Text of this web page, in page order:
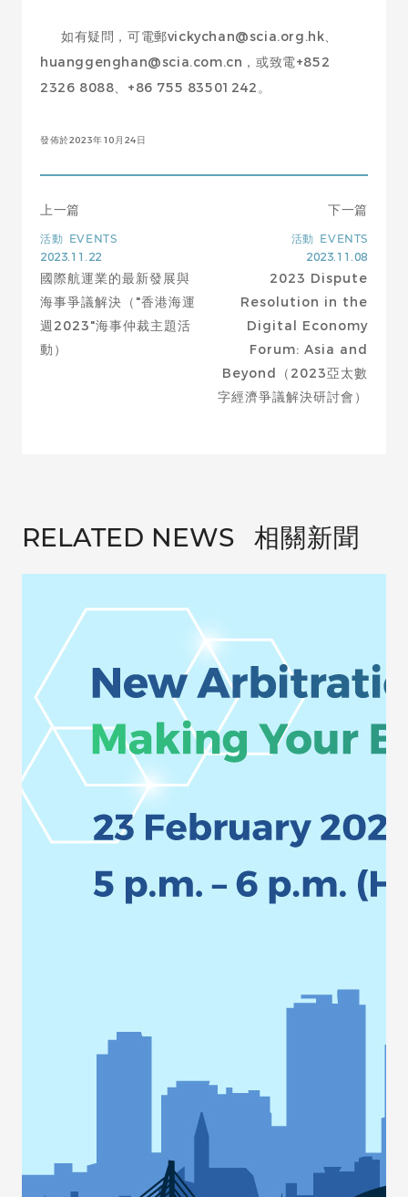
如有疑問，可電郵vickychan@scia.org.hk、
huanggenghan@scia.com.cn，或致電+852
2326 8088、+86 755 83501242。
發佈於2023年10月24日
上一篇
活動 EVENTS
2023.11.22
國際航運業的最新發展與
海事爭議解決（"香港海運
週2023"海事仲裁主題活
動）
下一篇
活動 EVENTS
2023.11.08
2023 Dispute
Resolution in the
Digital Economy
Forum: Asia and
Beyond（2023亞太數
字經濟爭議解決研討會）
RELATED NEWS 相關新聞